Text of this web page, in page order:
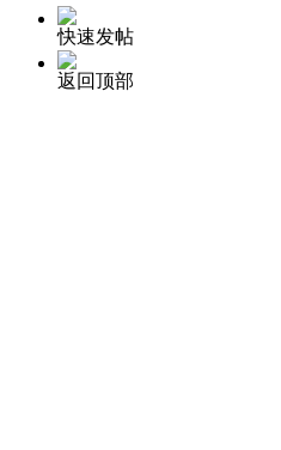
快速发帖
返回顶部